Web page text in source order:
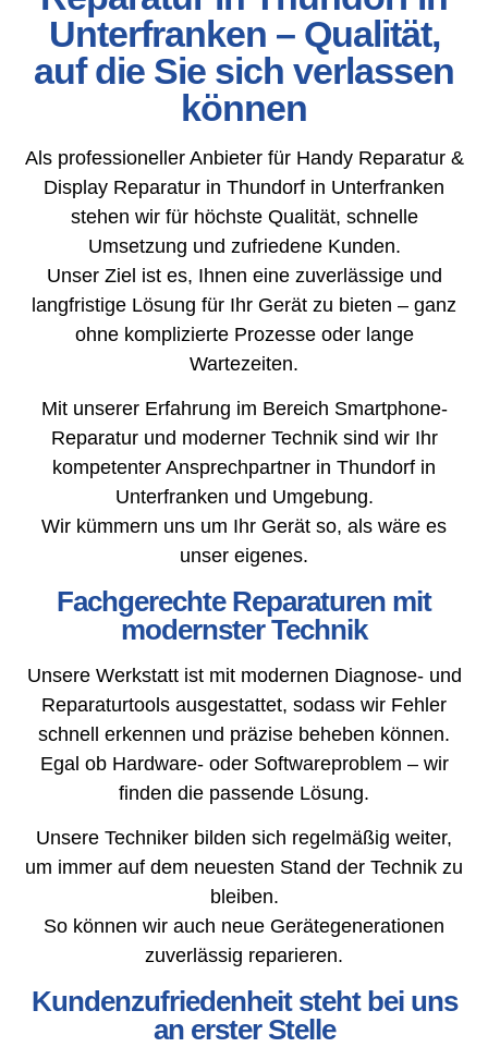
Unterfranken – Qualität,
auf die Sie sich verlassen
können
Als professioneller Anbieter für Handy Reparatur &
Display Reparatur in Thundorf in Unterfranken
stehen wir für höchste Qualität, schnelle
Umsetzung und zufriedene Kunden.
Unser Ziel ist es, Ihnen eine zuverlässige und
langfristige Lösung für Ihr Gerät zu bieten – ganz
ohne komplizierte Prozesse oder lange
Wartezeiten.
Mit unserer Erfahrung im Bereich Smartphone-
Reparatur und moderner Technik sind wir Ihr
kompetenter Ansprechpartner in Thundorf in
Unterfranken und Umgebung.
Wir kümmern uns um Ihr Gerät so, als wäre es
unser eigenes.
Fachgerechte Reparaturen mit
modernster Technik
Unsere Werkstatt ist mit modernen Diagnose- und
Reparaturtools ausgestattet, sodass wir Fehler
schnell erkennen und präzise beheben können.
Egal ob Hardware- oder Softwareproblem – wir
finden die passende Lösung.
Unsere Techniker bilden sich regelmäßig weiter,
um immer auf dem neuesten Stand der Technik zu
bleiben.
So können wir auch neue Gerätegenerationen
zuverlässig reparieren.
Kundenzufriedenheit steht bei uns
an erster Stelle